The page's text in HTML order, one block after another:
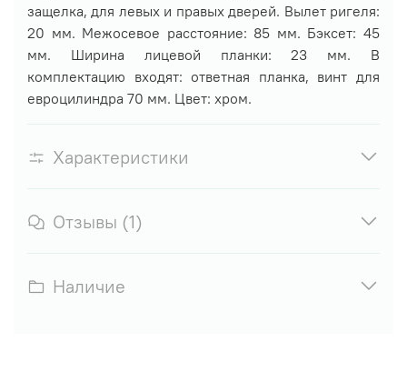
защелка, для левых и правых дверей. Вылет ригеля:
20 мм. Межосевое расстояние: 85 мм. Бэксет: 45
мм. Ширина лицевой планки: 23 мм. В
комплектацию входят: ответная планка, винт для
евроцилиндра 70 мм. Цвет: хром.
Характеристики
Отзывы (1)
Наличие